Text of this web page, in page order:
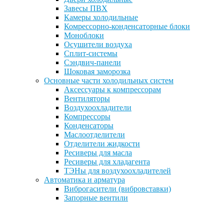
Завесы ПВХ
Камеры холодильные
Комрессорно-конденсаторные блоки
Моноблоки
Осушители воздуха
Сплит-системы
Сэндвич-панели
Шоковая заморозка
Основные части холодильных систем
Аксессуары к компрессорам
Вентиляторы
Воздухоохладители
Компрессоры
Конденсаторы
Маслоотделители
Отделители жидкости
Ресиверы для масла
Ресиверы для хладагента
ТЭНы для воздухоохладителей
Автоматика и арматура
Виброгасители (вибровставки)
Запорные вентили